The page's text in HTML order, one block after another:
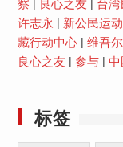
察
良心之友 台
许志永
新公民运动
藏行动中心| 维吾
良心之友
参与| 中
标签